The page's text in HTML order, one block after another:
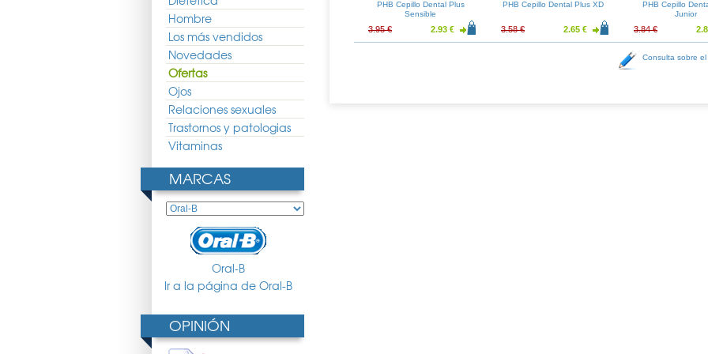
Hombre
Los más vendidos
Novedades
Ofertas
Ojos
Relaciones sexuales
Trastornos y patologias
Vitaminas
MARCAS
Oral-B
Ir a la página de Oral-B
OPINIÓN
PHB Cepillo Dental Excite
9.64 € 3.45 € 2.55 €
PHB Cepillo Dental Plus
Sensible
3.95 € 2.93 €
PHB Cepillo Dental Plus XD
3.58 € 2.65 €
PHB Cepillo
Junior
3.84 €
Consulta sobre